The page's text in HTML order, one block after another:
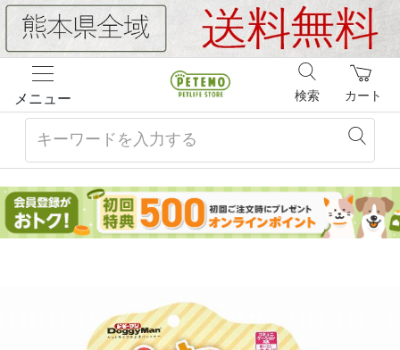
メニュー カート
検索